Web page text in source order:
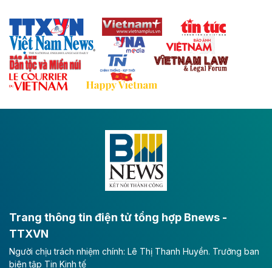
Thái Nguyên và các tỉnh trung du, miền núi phía Bắc
với hệ thống cửa khẩu quốc tế tại Lạng Sơn.
Theo baodautu.vn
Đề xuất đầu tư 11.500 tỷ đồng xây dựng cao
tốc CT.11 qua Ninh Bình
Đông A dài khoảng 25,1 km được kỳ vọng sẽ tạo động
lực phát triển kinh tế - xã hội khu vực phía Nam đồng
Long Thành
Tổng công ty Cảng hàng không Việt Nam - CTCP
(ACV) vừa lập kỷ lục mới về lợi nhuận trong quý
Trang thông tin điện tử tổng hợp Bnews -
TTXVN
Người chịu trách nhiệm chính: Lê Thị Thanh Huyền. Trưởng ban
biên tập Tin Kinh tế